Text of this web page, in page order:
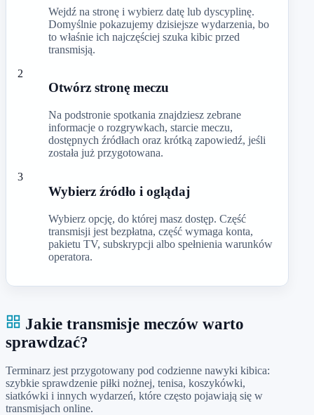
Wejdź na stronę i wybierz datę lub dyscyplinę.
Domyślnie pokazujemy dzisiejsze wydarzenia, bo
to właśnie ich najczęściej szuka kibic przed
transmisją.
2
Otwórz stronę meczu
Na podstronie spotkania znajdziesz zebrane
informacje o rozgrywkach, starcie meczu,
dostępnych źródłach oraz krótką zapowiedź, jeśli
została już przygotowana.
3
Wybierz źródło i oglądaj
Wybierz opcję, do której masz dostęp. Część
transmisji jest bezpłatna, część wymaga konta,
pakietu TV, subskrypcji albo spełnienia warunków
operatora.
Jakie transmisje meczów warto
sprawdzać?
Terminarz jest przygotowany pod codzienne nawyki kibica:
szybkie sprawdzenie piłki nożnej, tenisa, koszykówki,
siatkówki i innych wydarzeń, które często pojawiają się w
transmisjach online.